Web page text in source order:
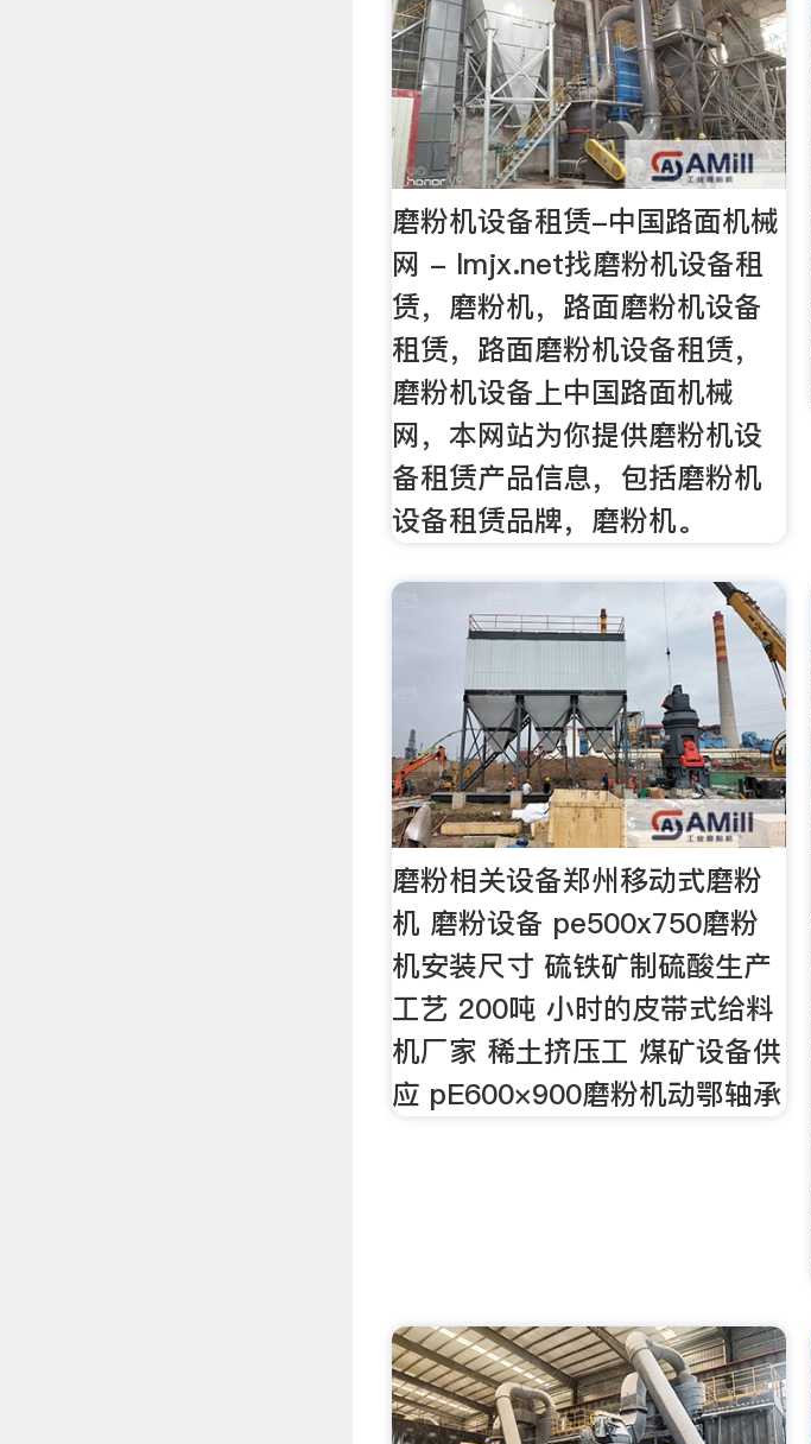
磨粉机设备租赁-中国路面机械
网 - lmjx.net找磨粉机设备租
赁，磨粉机，路面磨粉机设备
租赁，路面磨粉机设备租赁，
磨粉机设备上中国路面机械
网，本网站为你提供磨粉机设
备租赁产品信息，包括磨粉机
设备租赁品牌，磨粉机。
磨粉相关设备郑州移动式磨粉
机 磨粉设备 pe500x750磨粉
机安装尺寸 硫铁矿制硫酸生产
工艺 200吨 小时的皮带式给料
机厂家 稀土挤压工 煤矿设备供
应 pE600×900磨粉机动鄂轴承